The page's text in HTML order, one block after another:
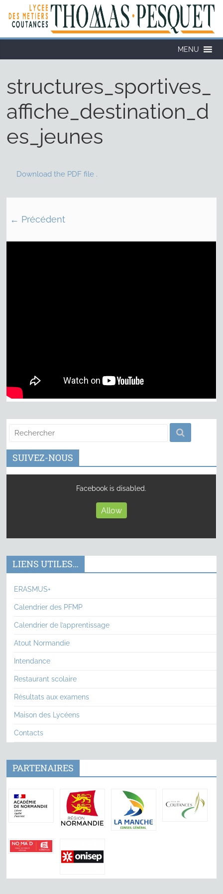
MENU
structures_sportives_
affiche_destination_d
es_jeunes
Download the PDF file .
← Précédent
SUIVEZ-NOUS
Facebook is disabled.
Allow
LIENS UTILES…
ERASMUS+
Calendrier des PFMP
Calendrier de l’apprentissage
Atout Normandie
Intendance
Restaurant scolaire
Résultats aux examens
Maison des Lycéens
Contacts
PARTENAIRES
Cookies management panel